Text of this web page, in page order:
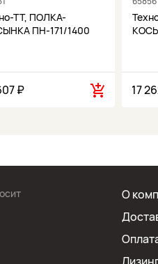
ТТ, ПОЛКА-
ПН-171/1400
₽ 17
О